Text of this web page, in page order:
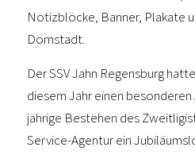
Notizblöcke, Banner, Plakate
Domstadt.
Der SSV Jahn Regensburg
diesem Jahr einen besonderen
jährige Bestehen des
Service-Agentur ein